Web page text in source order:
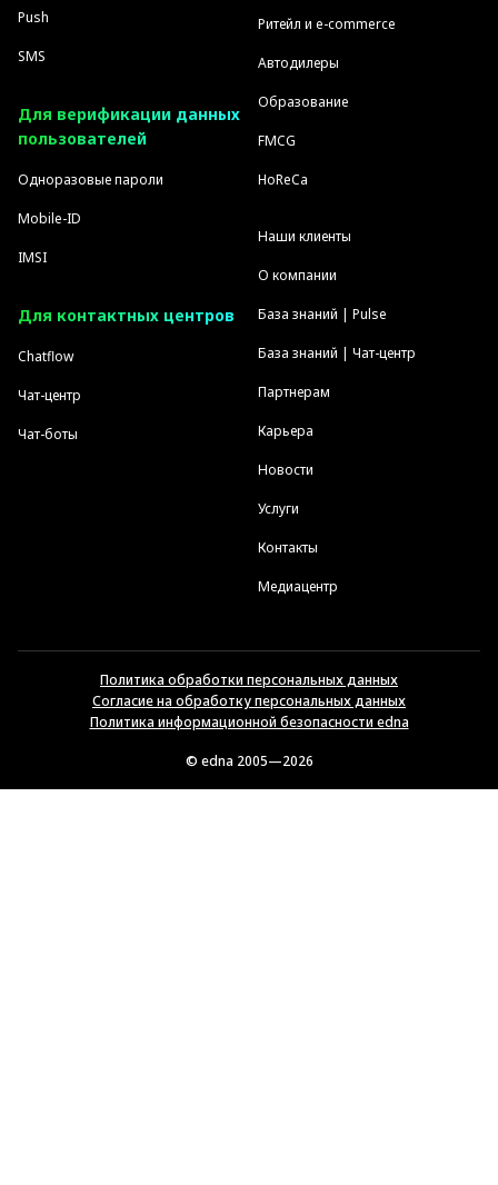
Push
SMS
Для верификации данных
пользователей
Одноразовые пароли
Mobile-ID
IMSI
Для контактных центров
Chatflow
Чат-центр
Чат-боты
Ритейл и e-commerce
Автодилеры
Образование
FMCG
HoReCa
Наши клиенты
О компании
База знаний | Pulse
База знаний | Чат-центр
Партнерам
Карьера
Новости
Услуги
Контакты
Медиацентр
Политика обработки персональных данных
Согласие на обработку персональных данных
Политика информационной безопасности edna
© edna 2005—2026